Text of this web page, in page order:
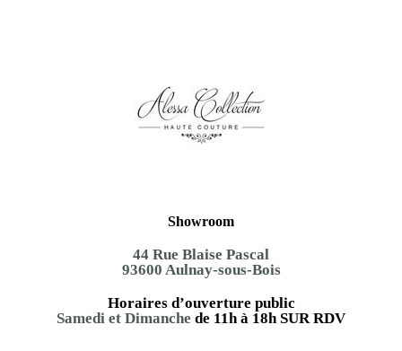
Showroom
44 Rue Blaise Pascal
93600 Aulnay-sous-Bois
Horaires d’ouverture public
Samedi et Dimanche de 11h à 18h SUR RDV